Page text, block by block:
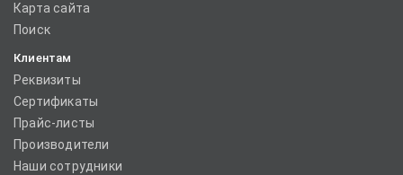
Карта сайта
Поиск
Клиентам
Реквизиты
Сертификаты
Прайс-листы
Производители
Наши сотрудники